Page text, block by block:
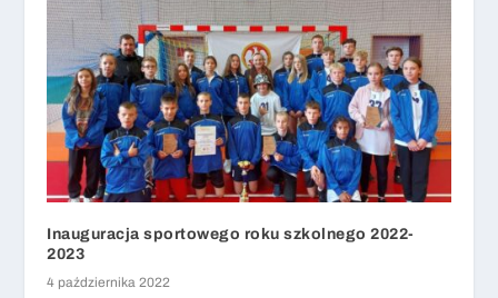
Inauguracja sportowego roku szkolnego 2022-
2023
4 października 2022